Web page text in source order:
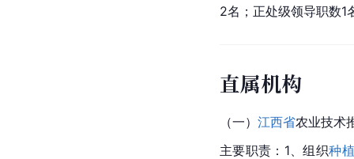
2名；正处级领导职数1
直属机构
（一） 江西省农业技术
主要职责：1、组织种